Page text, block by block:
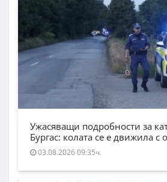
Ужасяващи подробности за
Бургас: колата се е движила с
03.08.2026 09:35ч.